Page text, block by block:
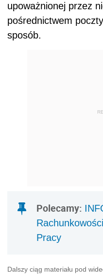
upoważnionej przez
pośrednictwem
sposób.
Polecamy:
Pracy
Dalszy ciąg materiału pod